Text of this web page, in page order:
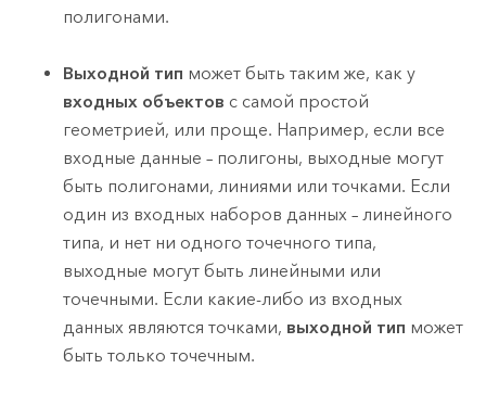
полигонами.
Выходной тип может быть таким же, как у
входных объектов с самой простой
геометрией, или проще. Например, если все
входные данные – полигоны, выходные могут
быть полигонами, линиями или точками. Если
один из входных наборов данных – линейного
типа, и нет ни одного точечного типа,
выходные могут быть линейными или
точечными. Если какие-либо из входных
данных являются точками, выходной тип может
быть только точечным.